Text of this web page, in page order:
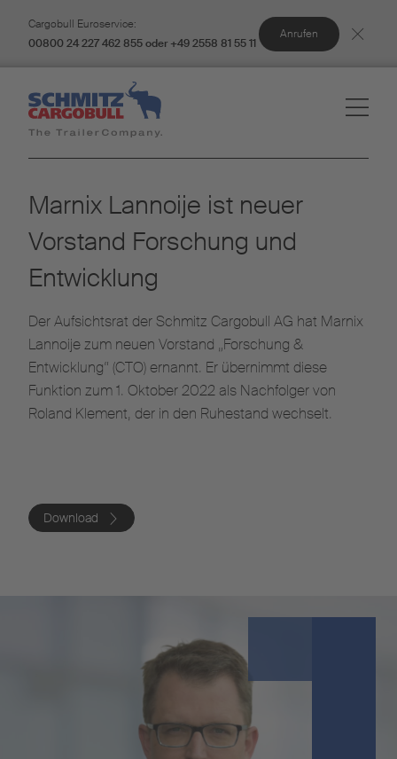
Cargobull Euroservice:
00800 24 227 462 855 oder +49 2558 81 55 11
Anrufen
Marnix Lannoije ist neuer
Vorstand Forschung und
Entwicklung
Der Aufsichtsrat der Schmitz Cargobull AG hat Marnix
Lannoije zum neuen Vorstand „Forschung &
Entwicklung“ (CTO) ernannt. Er übernimmt diese
Funktion zum 1. Oktober 2022 als Nachfolger von
Roland Klement, der in den Ruhestand wechselt.
Download